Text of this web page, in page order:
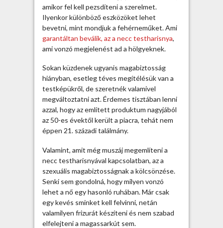
e
s
t
h
a
y
á
t
m
ú
l
t
s
z
á
z
amikor fel kell pezsdíteni a szerelmet.
Ilyenkor különböző eszközöket lehet
bevetni, mint mondjuk a fehérneműket. Ami
garantáltan beválik, az a necc testharisnya,
ami vonzó megjelenést ad a hölgyeknek.
Sokan küzdenek ugyanis magabiztosság
hiányban, esetleg téves megítélésük van a
testképükről, de szeretnék valamivel
megváltoztatni azt. Érdemes tisztában lenni
azzal, hogy az említett produktum nagyjából
az 50-es évektől került a piacra, tehát nem
éppen 21. századi találmány.
Valamint, amit még muszáj megemlíteni a
necc testharisnyával kapcsolatban, az a
szexuális magabiztosságnak a kölcsönzése.
Senki sem gondolná, hogy milyen vonzó
lehet a nő egy hasonló ruhában. Már csak
egy kevés sminket kell felvinni, netán
valamilyen frizurát készíteni és nem szabad
elfelejteni a magassarkút sem.